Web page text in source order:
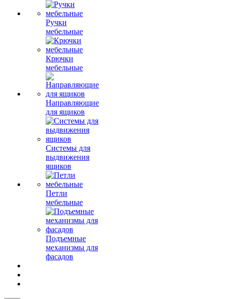
Ручки
мебельные
Крючки
мебельные
Направляющие
для ящиков
Системы для
выдвижения
ящиков
Петли
мебельные
Подъемные
механизмы для
фасадов